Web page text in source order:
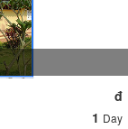
đ
1 Day